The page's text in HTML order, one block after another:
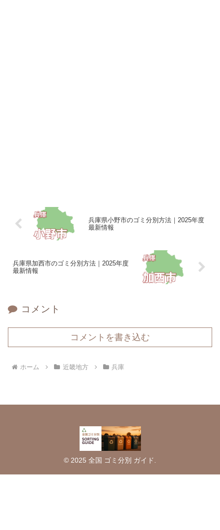
兵庫県小野市のゴミ分別方法｜2025年度
最新情報
兵庫県加西市のゴミ分別方法｜2025年度
最新情報
コメント
コメントを書き込む
ホーム 近畿地方 兵庫
© 2025 全国 ゴミ分別 ガイド.